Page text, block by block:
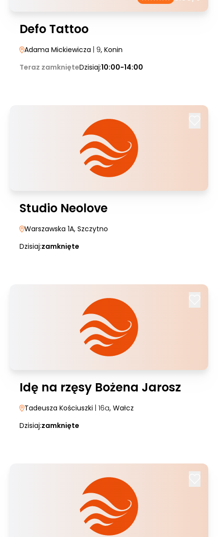
Defo Tattoo
Adama Mickiewicza | 9, Konin
Teraz zamknięteDzisiaj:10:00-14:00
Studio Neolove
Warszawska 1A, Szczytno
Dzisiaj:zamknięte
Idę na rzęsy Bożena Jarosz
Tadeusza Kościuszki | 16a, Wałcz
Dzisiaj:zamknięte